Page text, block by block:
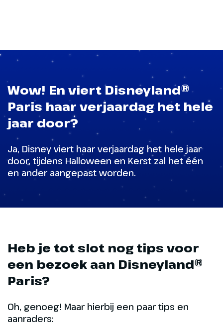
Wow! En viert Disneyland®
Paris haar verjaardag het hele
jaar door?
Ja, Disney viert haar verjaardag het hele jaar
door, tijdens Halloween en Kerst zal het één
en ander aangepast worden.
Heb je tot slot nog tips voor
een bezoek aan Disneyland®
Paris?
Oh, genoeg! Maar hierbij een paar tips en
aanraders: